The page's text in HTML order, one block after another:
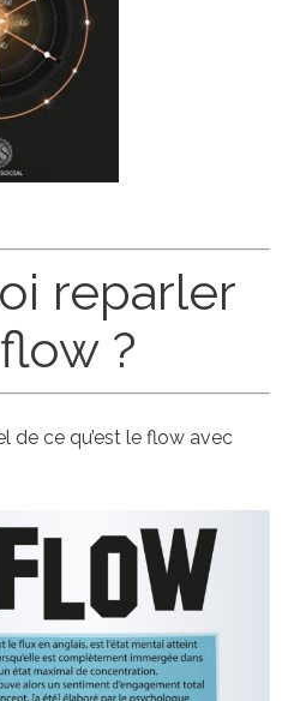
reparler
?
de ce qu’est le flow avec